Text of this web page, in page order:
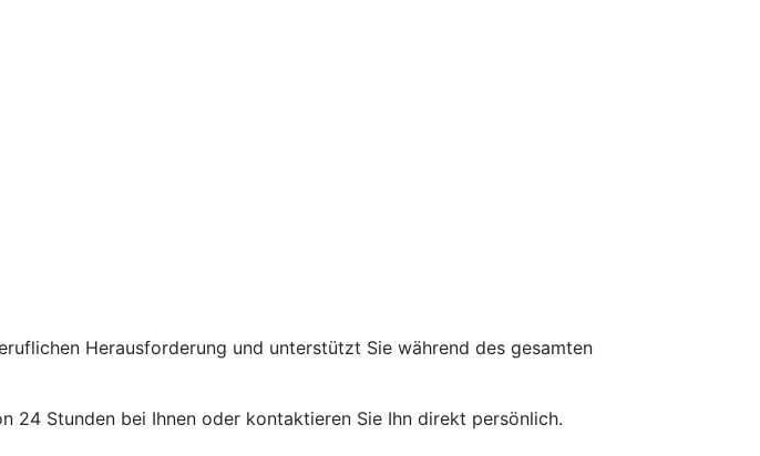
Herausforderung und unterstützt Sie während des gesamten
24 Stunden bei Ihnen oder kontaktieren Sie Ihn direkt persönlich.